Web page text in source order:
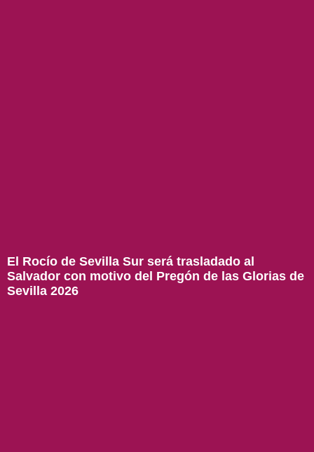
El Rocío de Sevilla Sur será trasladado al
Salvador con motivo del Pregón de las Glorias de
Sevilla 2026